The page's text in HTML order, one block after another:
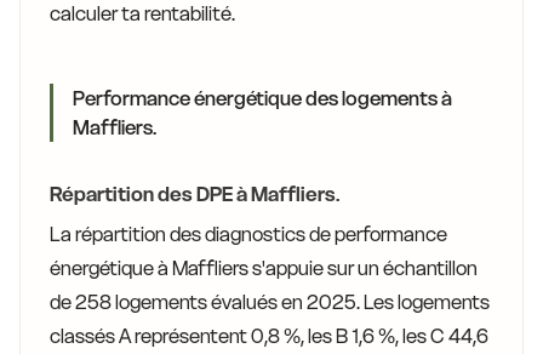
calculer ta rentabilité.
Performance énergétique des logements à
Maffliers.
Répartition des DPE à Maffliers.
La répartition des diagnostics de performance
énergétique à Maffliers s'appuie sur un échantillon
de 258 logements évalués en 2025. Les logements
classés A représentent 0,8 %, les B 1,6 %, les C 44,6